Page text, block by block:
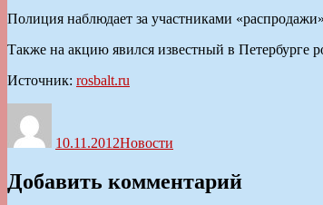
Полиция наблюдает за участниками
Также на акцию явился известный в Петербурге
Источник: rosbalt.ru
10.11.2012Новости
Добавить комментарий